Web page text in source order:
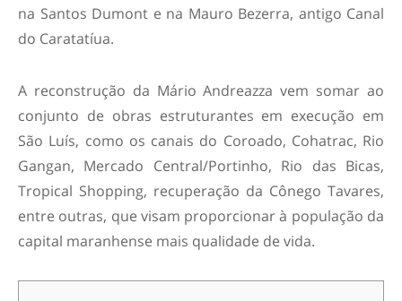
na Santos Dumont e na Mauro Bezerra, antigo Canal
do Caratatíua.
A reconstrução da Mário Andreazza vem somar ao
conjunto de obras estruturantes em execução em
São Luís, como os canais do Coroado, Cohatrac, Rio
Gangan, Mercado Central/Portinho, Rio das Bicas,
Tropical Shopping, recuperação da Cônego Tavares,
entre outras, que visam proporcionar à população da
capital maranhense mais qualidade de vida.